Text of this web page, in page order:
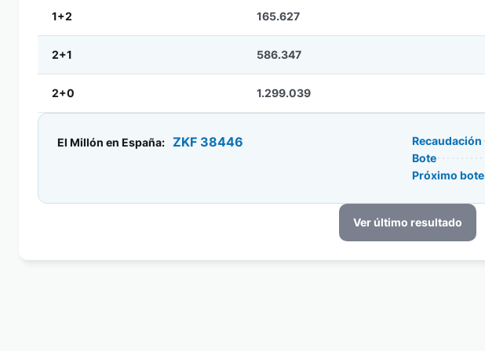
1+2 165.627
2+1 586.347
2+0 1.299.039
El Millón en España: ZKF 38446 Recaudación
Bote
Próximo bote
Ver último resultado